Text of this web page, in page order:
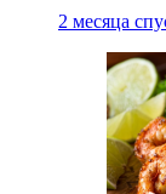
2 месяца